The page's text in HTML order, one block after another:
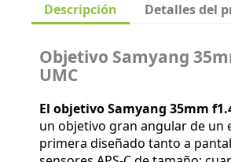
Descripción Detalles del
Objetivo Samyang
UMC
El objetivo Samyang 35mm
un objetivo gran angular de un
primera diseñado tanto a